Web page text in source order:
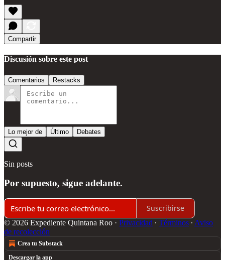
Compartir
Discusión sobre este post
Comentarios Restacks
Lo mejor de Último Debates
Sin posts
Por supuesto, sigue adelante.
Suscribirse
© 2026 Expediente Quintana Roo · Privacidad ∙ Términos ∙ Aviso
de recolección
Crea tu Substack
Descargar la app